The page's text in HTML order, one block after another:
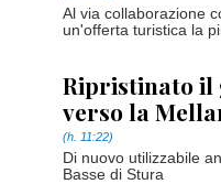
Al via collaborazione
un'offerta turistica la
Ripristinato il
verso la
(h. 11:22)
Di nuovo utilizzabile
Basse di Stura